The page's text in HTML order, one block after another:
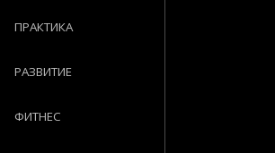
ПРАКТИКА
РАЗВИТИЕ
ФИТНЕС